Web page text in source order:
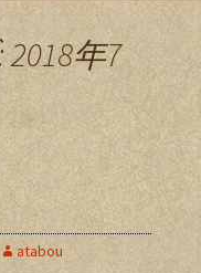
年7
atabou